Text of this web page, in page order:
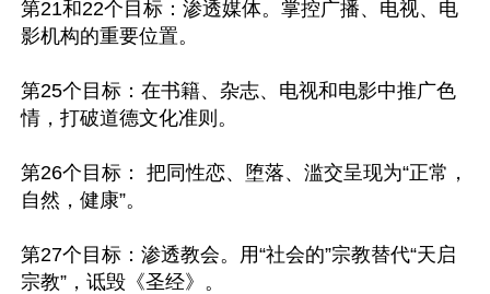
第21和22个目标：渗透媒体。掌控广播、电视、电
影机构的重要位置。
第25个目标：在书籍、杂志、电视和电影中推广色
情，打破道德文化准则。
第26个目标： 把同性恋、堕落、滥交呈现为“正常，
自然，健康”。
第27个目标：渗透教会。用“社会的”宗教替代“天启
宗教”，诋毁《圣经》。